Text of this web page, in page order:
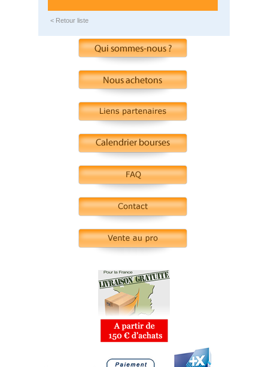
< Retour liste